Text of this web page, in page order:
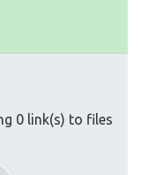
0 link(s) to files